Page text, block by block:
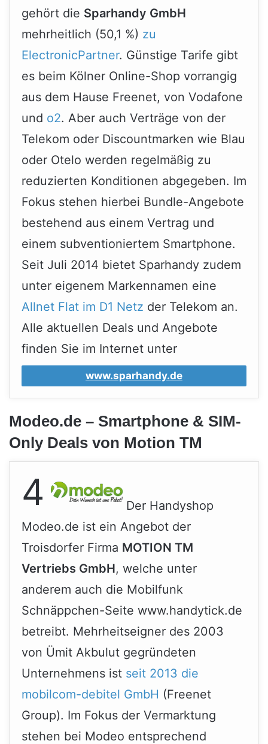
gehört die Sparhandy GmbH
mehrheitlich (50,1 %) zu
ElectronicPartner. Günstige Tarife gibt
es beim Kölner Online-Shop vorrangig
aus dem Hause Freenet, von Vodafone
und o2. Aber auch Verträge von der
Telekom oder Discountmarken wie Blau
oder Otelo werden regelmäßig zu
reduzierten Konditionen abgegeben. Im
Fokus stehen hierbei Bundle-Angebote
bestehend aus einem Vertrag und
einem subventioniertem Smartphone.
Seit Juli 2014 bietet Sparhandy zudem
unter eigenem Markennamen eine
Allnet Flat im D1 Netz der Telekom an.
Alle aktuellen Deals und Angebote
finden Sie im Internet unter
www.sparhandy.de
Modeo.de – Smartphone & SIM-
Only Deals von Motion TM
4
Der Handyshop
Modeo.de ist ein Angebot der
Troisdorfer Firma MOTION TM
Vertriebs GmbH, welche unter
anderem auch die Mobilfunk
Schnäppchen-Seite www.handytick.de
betreibt. Mehrheitseigner des 2003
von Ümit Akbulut gegründeten
Unternehmens ist seit 2013 die
mobilcom-debitel GmbH (Freenet
Group). Im Fokus der Vermarktung
stehen bei Modeo entsprechend